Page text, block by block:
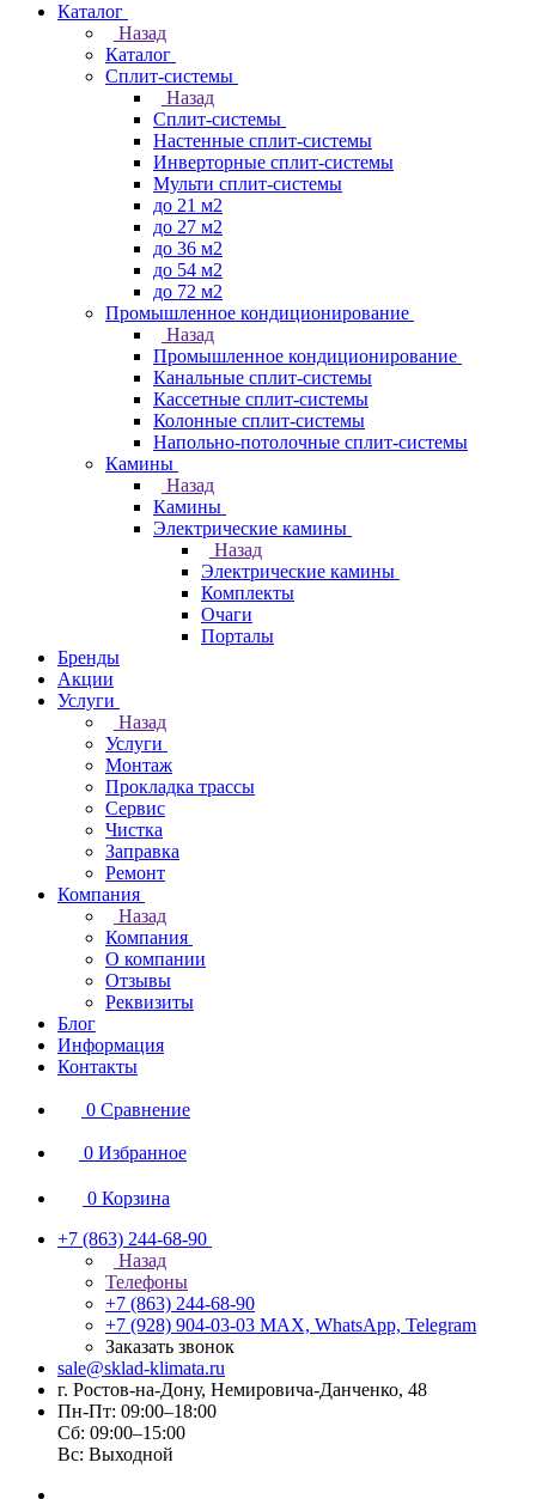
Каталог
Назад
Каталог
Сплит-системы
Назад
Сплит-системы
Настенные сплит-системы
Инверторные сплит-системы
Мульти сплит-системы
до 21 м2
до 27 м2
до 36 м2
до 54 м2
до 72 м2
Промышленное кондиционирование
Назад
Промышленное кондиционирование
Канальные сплит-системы
Кассетные сплит-системы
Колонные сплит-системы
Напольно-потолочные сплит-системы
Камины
Назад
Камины
Электрические камины
Назад
Электрические камины
Комплекты
Очаги
Порталы
Бренды
Акции
Услуги
Назад
Услуги
Монтаж
Прокладка трассы
Сервис
Чистка
Заправка
Ремонт
Компания
Назад
Компания
О компании
Отзывы
Реквизиты
Блог
Информация
Контакты
0 Сравнение
0 Избранное
0 Корзина
+7 (863) 244-68-90
Назад
Телефоны
+7 (863) 244-68-90
+7 (928) 904-03-03 MAX, WhatsApp, Telegram
Заказать звонок
sale@sklad-klimata.ru
г. Ростов-на-Дону, Немировича-Данченко, 48
Пн-Пт: 09:00–18:00
Сб: 09:00–15:00
Вс: Выходной